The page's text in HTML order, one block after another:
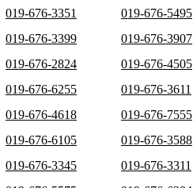
019-676-3351 019-676-5495
019-676-3399 019-676-3907
019-676-2824 019-676-4505
019-676-6255 019-676-3611
019-676-4618 019-676-7555
019-676-6105 019-676-3588
019-676-3345 019-676-3311